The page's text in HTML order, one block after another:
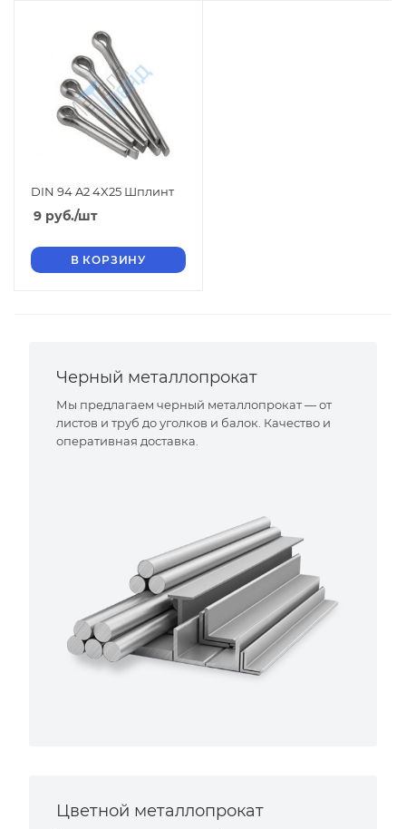
DIN 94 A2 4X25 Шплинт
9 руб./шт
В КОРЗИНУ
Черный металлопрокат
Мы предлагаем черный металлопрокат — от
листов и труб до уголков и балок. Качество и
оперативная доставка.
Цветной металлопрокат